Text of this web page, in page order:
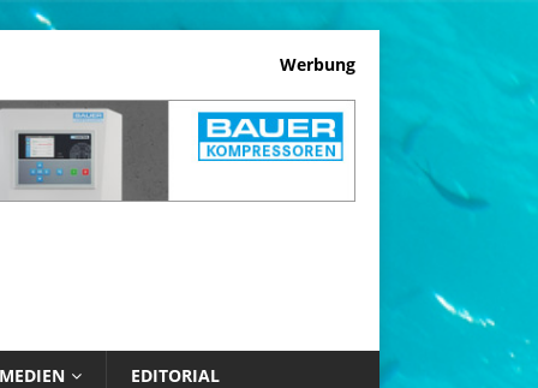
Werbung
MEDIEN EDITORIAL